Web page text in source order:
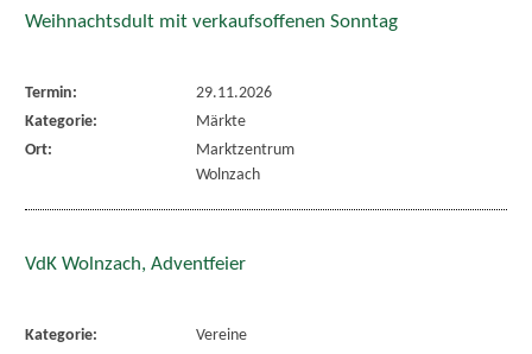
Weihnachtsdult mit verkaufsoffenen Sonntag
Termin:
29.11.2026
Kategorie:
Märkte
Ort:
Marktzentrum
Wolnzach
VdK Wolnzach, Adventfeier
Kategorie:
Vereine